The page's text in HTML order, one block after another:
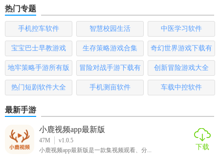
【有道精品课app特色】
1.实用英语
课程涵盖英语口语发音、逻辑英语、英语单词速记、旅游英
语等...全方位提升你的2265英语技能！
2.职业考证
考试等多个品类...助力你在职场中扬帆起航！
3.英语等级考试
课程涵盖2265大学英语四级、六级、专四、专八。由原新东
热门专题
手机控车软件 智慧校园生活 中医学习软件
宝宝巴士早教游戏 生存策略游戏合集
奇幻世界游戏下载有
哪些
地牢策略手游所有版
本
冒险对战手游下载有
哪些
创新冒险游戏大全
热门短剧软件大全 手机测亩软件 车载中控软件
最新手游
小鹿视频app最新版
47M
v1.0.5
小鹿视频app最新版是一款集视频观看、分...
下载